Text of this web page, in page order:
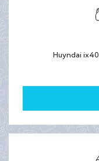
Huyndai